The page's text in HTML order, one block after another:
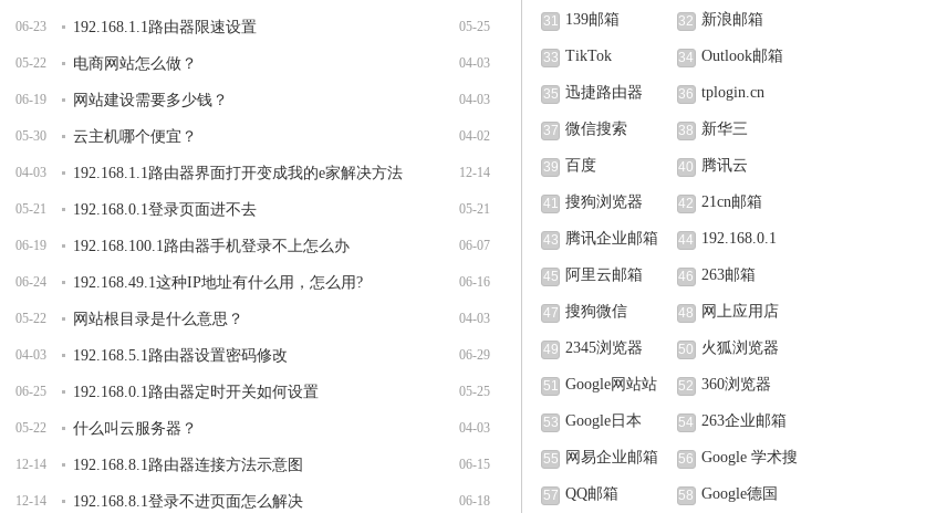
06-23 05-25
192.168.1.1路由器限速设置
05-22 04-03
电商网站怎么做？
06-19 04-03
网站建设需要多少钱？
05-30 04-02
云主机哪个便宜？
04-03 12-14
192.168.1.1路由器界面打开变成我的e家解决方法
05-21 05-21
192.168.0.1登录页面进不去
06-19 06-07
192.168.100.1路由器手机登录不上怎么办
06-24 06-16
192.168.49.1这种IP地址有什么用，怎么用?
05-22 04-03
网站根目录是什么意思？
04-03 06-29
192.168.5.1路由器设置密码修改
06-25 05-25
192.168.0.1路由器定时开关如何设置
05-22 04-03
什么叫云服务器？
12-14 06-15
192.168.8.1路由器连接方法示意图
12-14 06-18
192.168.8.1登录不进页面怎么解决
31 139邮箱 32 新浪邮箱
33 TikTok 34 Outlook邮箱
35 迅捷路由器 36 tplogin.cn
37 微信搜索 38 新华三
39 百度 40 腾讯云
41 搜狗浏览器 42 21cn邮箱
43 腾讯企业邮箱 44 192.168.0.1
45 阿里云邮箱 46 263邮箱
47 搜狗微信 48 网上应用店
49 2345浏览器 50 火狐浏览器
51 Google网站站
长中心
52 360浏览器
53 Google日本 54 263企业邮箱
55 网易企业邮箱 56 Google 学术搜
索
57 QQ邮箱 58 Google德国